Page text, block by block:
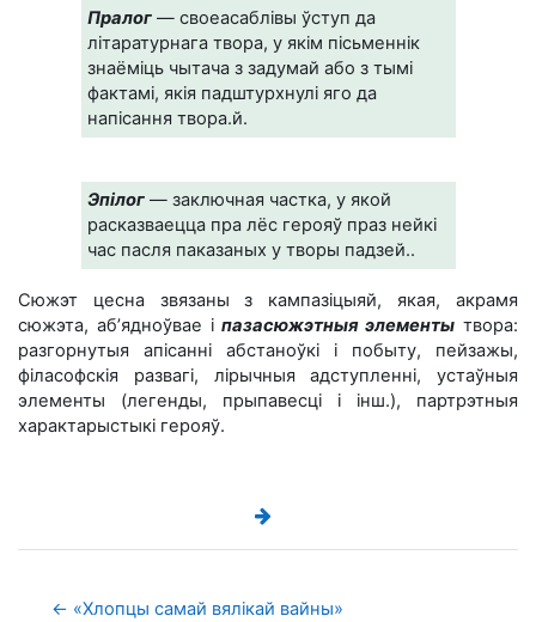
Пралог — своеасаблівы ўступ да
літаратурнага твора, у якім пісьменнік
знаёміць чытача з задумай або з тымі
фактамі, якія падштурхнулі яго да
напісання твора.й.
Эпілог — заключная частка, у якой
расказваецца пра лёс герояў праз нейкі
час пасля паказаных у творы падзей..
Сюжэт цесна звязаны з кампазіцыяй, якая, акрамя
сюжэта, аб’ядноўвае іпазасюжэтныя элементы твора:
разгорнутыя апісанні абстаноўкі і побыту, пейзажы,
філасофскія развагі, лірычныя адступленні, устаўныя
элементы (легенды, прыпавесці і інш.), партрэтныя
характарыстыкі герояў.
← «Хлопцы самай вялікай вайны»